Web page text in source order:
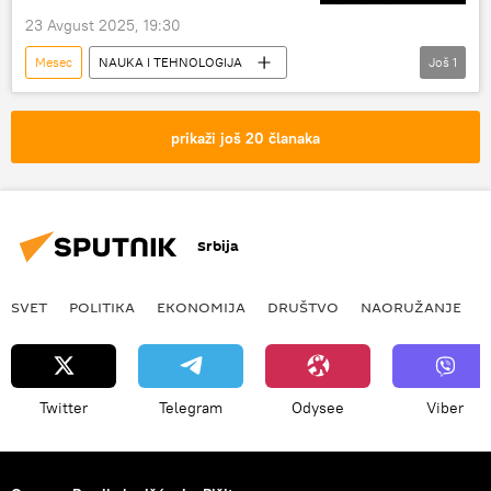
23 Avgust 2025, 19:30
Mesec
NAUKA I TEHNOLOGIJA
Nauka i tehnologija
Još 1
prikaži još 20 članaka
Srbija
SVET POLITIKA EKONOMIJA DRUŠTVO NAORUŽANJE
Twitter Telegram Odysee Viber